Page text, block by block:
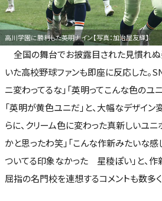
高川学園に勝利した英明ナイン【写真：加治屋友輝】
全国の舞台でお披露目された見慣れぬ
いた高校野球ファンも即座に反応した。
ニ変わってるな」「英明ってこんな色のユ
「英明が黄色ユニだ」と、大幅なデザイン
らに、クリーム色に変わった真新しいユ
かと思ったわ笑」「こんな作新みたいな感
ついてる印象なかった 星稜ぽい」と、
屈指の名門校を連想するコメントも数多